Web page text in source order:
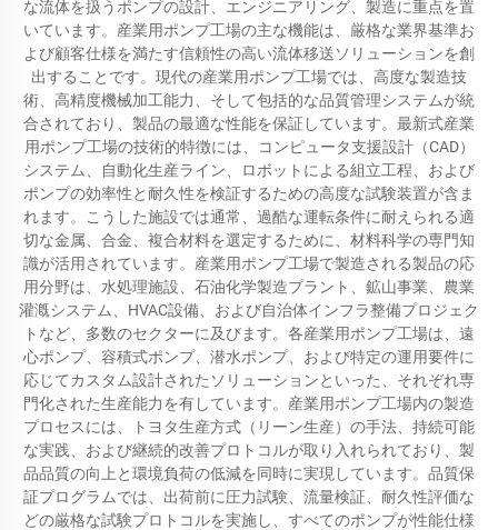
な流体を扱うポンプの設計、エンジニアリング、製造に重点を置
いています。産業用ポンプ工場の主な機能は、厳格な業界基準お
よび顧客仕様を満たす信頼性の高い流体移送ソリューションを創
出することです。現代の産業用ポンプ工場では、高度な製造技
術、高精度機械加工能力、そして包括的な品質管理システムが統
合されており、製品の最適な性能を保証しています。最新式産業
用ポンプ工場の技術的特徴には、コンピュータ支援設計（CAD）
システム、自動化生産ライン、ロボットによる組立工程、および
ポンプの効率性と耐久性を検証するための高度な試験装置が含ま
れます。こうした施設では通常、過酷な運転条件に耐えられる適
切な金属、合金、複合材料を選定するために、材料科学の専門知
識が活用されています。産業用ポンプ工場で製造される製品の応
用分野は、水処理施設、石油化学製造プラント、鉱山事業、農業
灌漑システム、HVAC設備、および自治体インフラ整備プロジェク
トなど、多数のセクターに及びます。各産業用ポンプ工場は、遠
心ポンプ、容積式ポンプ、潜水ポンプ、および特定の運用要件に
応じてカスタム設計されたソリューションといった、それぞれ専
門化された生産能力を有しています。産業用ポンプ工場内の製造
プロセスには、トヨタ生産方式（リーン生産）の手法、持続可能
な実践、および継続的改善プロトコルが取り入れられており、製
品品質の向上と環境負荷の低減を同時に実現しています。品質保
証プログラムでは、出荷前に圧力試験、流量検証、耐久性評価な
どの厳格な試験プロトコルを実施し、すべてのポンプが性能仕様